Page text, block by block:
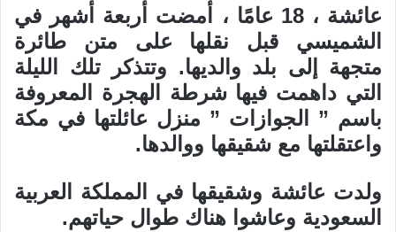
عائشة ، 18 عامًا ، أمضت أربعة أشهر في
الشميسي قبل نقلها على متن طائرة
متجهة إلى بلد والديها. وتتذكر تلك الليلة
التي داهمت فيها شرطة الهجرة المعروفة
باسم ” الجوازات ” منزل عائلتها في مكة
واعتقلتها مع شقيقها ووالدها.
ولدت عائشة وشقيقها في المملكة العربية
السعودية وعاشوا هناك طوال حياتهم.